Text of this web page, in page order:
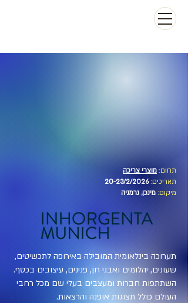
תחום: מוצרי צריכה
תאריכים: 20-23/2/2026
מיקום: מינכן, גרמניה
תערוכה בינלאומית המובילה באירופה לתכשיטים,
שעונים, יהלומים ואבני חן, פנינים, עיצובים בכסף.
השתתפות חברות ומעצבים בעלי שם מכל רחבי
העולם כולל תצוגות אופנה והרצאות.